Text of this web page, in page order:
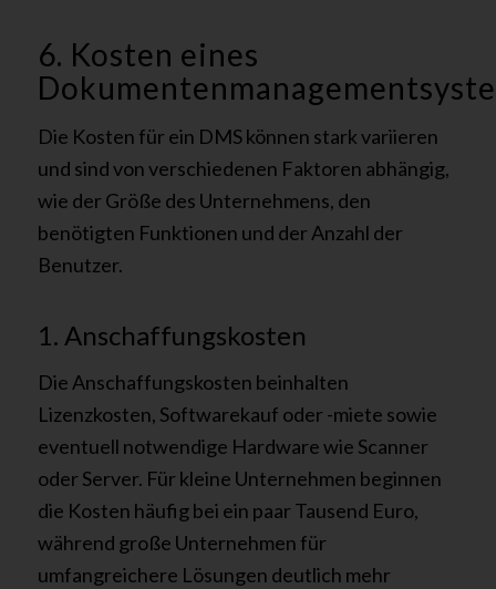
6. Kosten eines
Die Kosten für ein DMS können stark variieren
und sind von verschiedenen Faktoren abhängig,
wie der Größe des Unternehmens, den
benötigten Funktionen und der Anzahl der
Benutzer.
1. Anschaffungskosten
Die Anschaffungskosten beinhalten
Lizenzkosten, Softwarekauf oder -miete sowie
eventuell notwendige Hardware wie Scanner
oder Server. Für kleine Unternehmen beginnen
die Kosten häufig bei ein paar Tausend Euro,
während große Unternehmen für
umfangreichere Lösungen deutlich mehr